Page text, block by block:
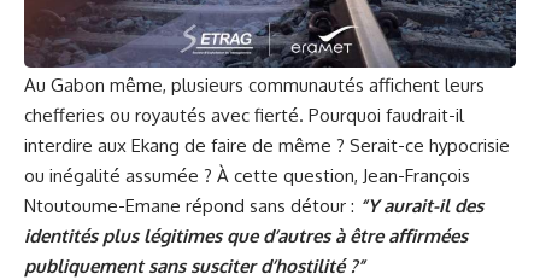
Au Gabon même, plusieurs communautés affichent leurs
chefferies ou royautés avec fierté. Pourquoi faudrait-il
interdire aux Ekang de faire de même ? Serait-ce hypocrisie
ou inégalité assumée ? À cette question, Jean-François
Ntoutoume-Emane répond sans détour : “Y aurait-il des
identités plus légitimes que d’autres à être affirmées
publiquement sans susciter d’hostilité ?”